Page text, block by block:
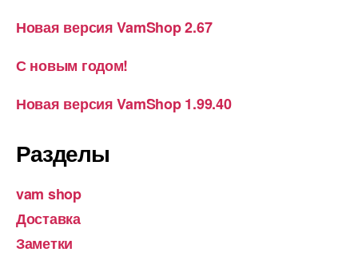
Новая версия VamShop 2.67
С новым годом!
Новая версия VamShop 1.99.40
Разделы
vam shop
Доставка
Заметки